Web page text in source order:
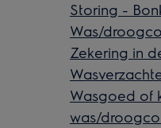
Storing -
Was/
Zekering in
Wasgoed of
was/